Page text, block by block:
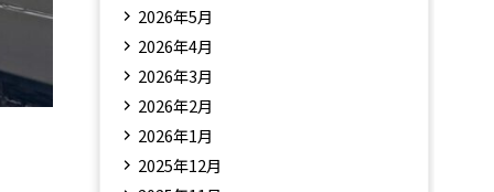
2026年5月
2026年4月
2026年3月
2026年2月
2026年1月
2025年12月